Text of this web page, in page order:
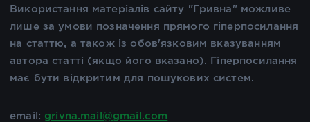
Використання матеріалів сайту "Гривна" можливе
лише за умови позначення прямого гіперпосилання
на статтю, а також із обов'язковим вказуванням
автора статті (якщо його вказано). Гіперпосилання
має бути відкритим для пошукових систем.
email: grivna.mail@gmail.com